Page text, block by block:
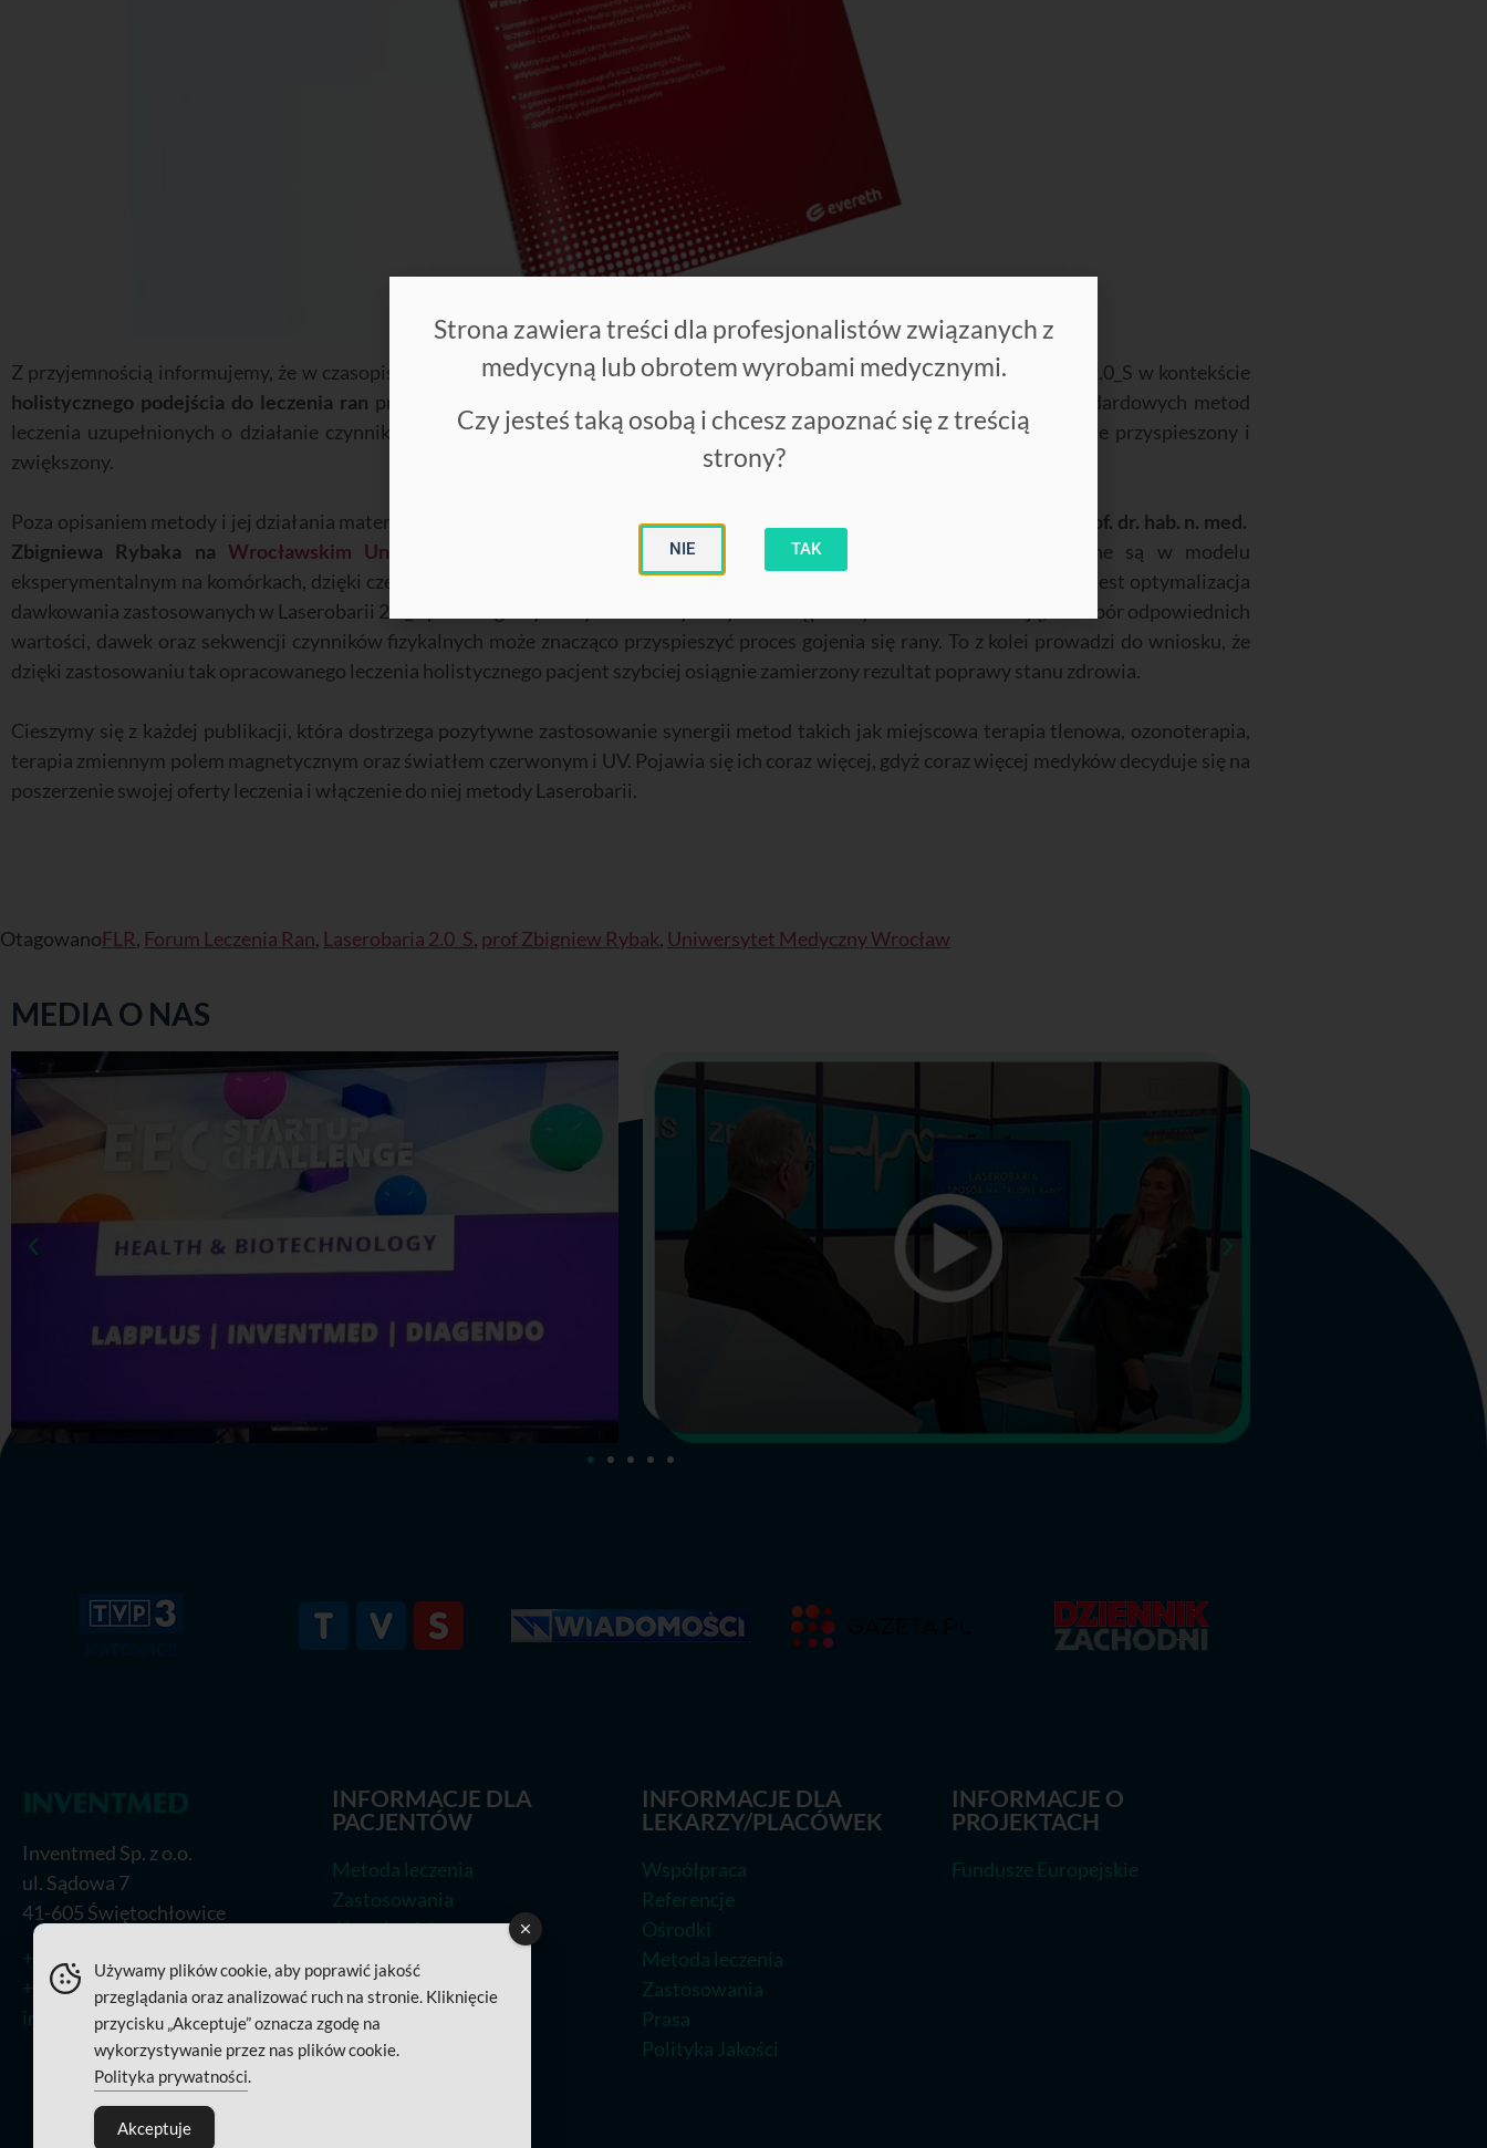
Z przyjemnością informujemy, że w czasopiśmie Forum Leczenia Ran pojawiła się publikacja opisująca działanie Laserobarii 2.0_S w kontekście
holistycznego podejścia do leczenia ran przewlekłych
. Dzięki zastosowaniu standardowych metod
leczenia uzupełnionych o działanie czynników fizykalnych dostępnych w urządzeniu Laserobaria 2.0_S efekt leczenia zostaje przyspieszony i
zwiększony.
Poza opisaniem metody i jej działania materiał wspomina również o badaniach prowadzonych przez zespół pod kierunkiem
prof. dr. hab. n. med.
Zbigniewa Rybaka naWrocławskim Uniwersytecie Medycznym im. Piastów Śląskich
. Opisane badania realizowane są w modelu
eksperymentalnym na komórkach, dzięki czemu minimalizuje się wpływ czynników zewnętrznych na ich wyniki. Celem badań jest optymalizacja
dawkowania zastosowanych w Laserobarii 2.0_S poszczególnych czynników fizykalnych. Wstępne wyniki badań wskazują, że dobór odpowiednich
wartości, dawek oraz sekwencji czynników fizykalnych może znacząco przyspieszyć proces gojenia się rany. To z kolei prowadzi do wniosku, że
dzięki zastosowaniu tak opracowanego leczenia holistycznego pacjent szybciej osiągnie zamierzony rezultat poprawy stanu zdrowia.
Cieszymy się z każdej publikacji, która dostrzega pozytywne zastosowanie synergii metod takich jak miejscowa terapia tlenowa, ozonoterapia,
terapia zmiennym polem magnetycznym oraz światłem czerwonym i UV. Pojawia się ich coraz więcej, gdyż coraz więcej medyków decyduje się na
poszerzenie swojej oferty leczenia i włączenie do niej metody Laserobarii.
OtagowanoFLR, Forum Leczenia Ran, Laserobaria 2.0_S, prof Zbigniew Rybak, Uniwersytet Medyczny Wrocław
MEDIA O NAS
Inventmed Sp. z o.o.
ul. Sądowa 7
41-605 Świętochłowice
+48 (32) 770 95 95
+48 (32) 770 95 85
info@inventmed.pl
INFORMACJE DLA
PACJENTÓW
Metoda leczenia
Zastosowania
Aktualności
Prasa
Polityka cookies
INFORMACJE DLA
LEKARZY/PLACÓWEK
Współpraca
Referencje
Ośrodki
Metoda leczenia
Zastosowania
Prasa
Polityka Jakości
INFORMACJE O
PROJEKTACH
Fundusze Europejskie
Używamy plików cookie, aby poprawić jakość
przeglądania oraz analizować ruch na stronie. Kliknięcie
przycisku „Akceptuje” oznacza zgodę na
wykorzystywanie przez nas plików cookie.
Polityka prywatności.
Akceptuje
Strona zawiera treści dla profesjonalistów związanych z
medycyną lub obrotem wyrobami medycznymi.
Czy jesteś taką osobą i chcesz zapoznać się z treścią
strony?
NIE TAK